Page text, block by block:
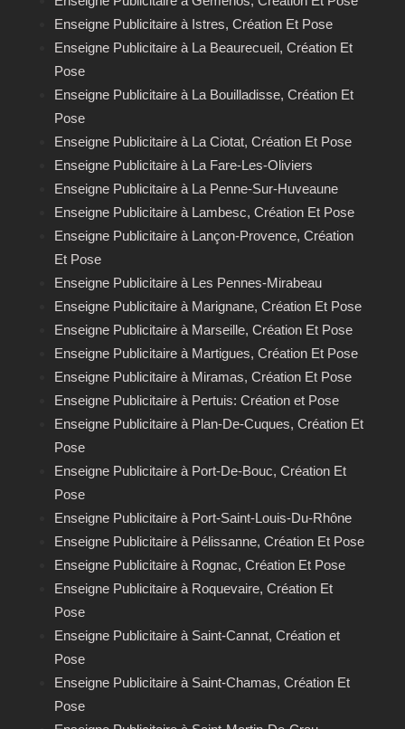
Enseigne Publicitaire à Istres, Création Et Pose
Enseigne Publicitaire à La Beaurecueil, Création Et
Pose
Enseigne Publicitaire à La Bouilladisse, Création Et
Pose
Enseigne Publicitaire à La Ciotat, Création Et Pose
Enseigne Publicitaire à La Fare-Les-Oliviers
Enseigne Publicitaire à La Penne-Sur-Huveaune
Enseigne Publicitaire à Lambesc, Création Et Pose
Enseigne Publicitaire à Lançon-Provence, Création
Et Pose
Enseigne Publicitaire à Les Pennes-Mirabeau
Enseigne Publicitaire à Marignane, Création Et Pose
Enseigne Publicitaire à Marseille, Création Et Pose
Enseigne Publicitaire à Martigues, Création Et Pose
Enseigne Publicitaire à Miramas, Création Et Pose
Enseigne Publicitaire à Pertuis: Création et Pose
Enseigne Publicitaire à Plan-De-Cuques, Création Et
Pose
Enseigne Publicitaire à Port-De-Bouc, Création Et
Pose
Enseigne Publicitaire à Port-Saint-Louis-Du-Rhône
Enseigne Publicitaire à Pélissanne, Création Et Pose
Enseigne Publicitaire à Rognac, Création Et Pose
Enseigne Publicitaire à Roquevaire, Création Et
Pose
Enseigne Publicitaire à Saint-Cannat, Création et
Pose
Enseigne Publicitaire à Saint-Chamas, Création Et
Pose